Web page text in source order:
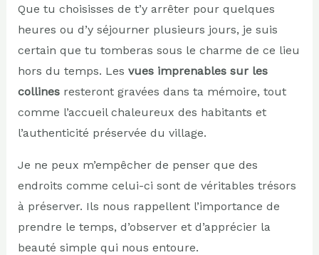
Que tu choisisses de t’y arrêter pour quelques
heures ou d’y séjourner plusieurs jours, je suis
certain que tu tomberas sous le charme de ce lieu
hors du temps. Les vues imprenables sur les
collinesresteront gravées dans ta mémoire, tout
comme l’accueil chaleureux des habitants et
l’authenticité préservée du village.
Je ne peux m’empêcher de penser que des
endroits comme celui-ci sont de véritables trésors
à préserver. Ils nous rappellent l’importance de
prendre le temps, d’observer et d’apprécier la
beauté simple qui nous entoure.